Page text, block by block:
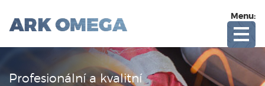
Menu:
Profesionální a kvalitní